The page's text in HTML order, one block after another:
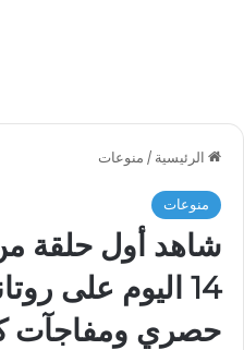
الرئيسية / منوعات
منوعات
شاهد أول حلقة
14 اليوم على
حصري ومفاجآت